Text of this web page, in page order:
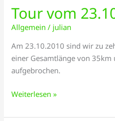
Tour vom
Allgemein / julian
Am 23.10.2010 sind wir zu
einer Gesamtlänge von
aufgebrochen.
Weiterlesen »